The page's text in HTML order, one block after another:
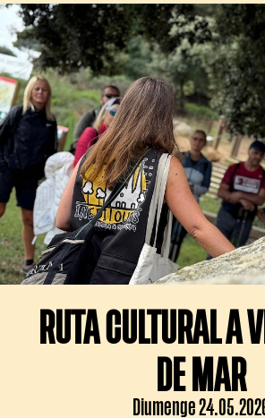
RUTA CULTURAL A
DE MAR
Diumenge